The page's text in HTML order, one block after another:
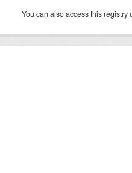
You can also access this registry